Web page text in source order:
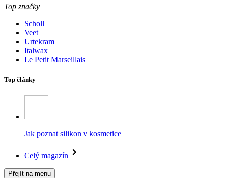
Top značky
Scholl
Veet
Urtekram
Italwax
Le Petit Marseillais
Top články
Jak poznat silikon v kosmetice
Celý magazín
Přejít na menu